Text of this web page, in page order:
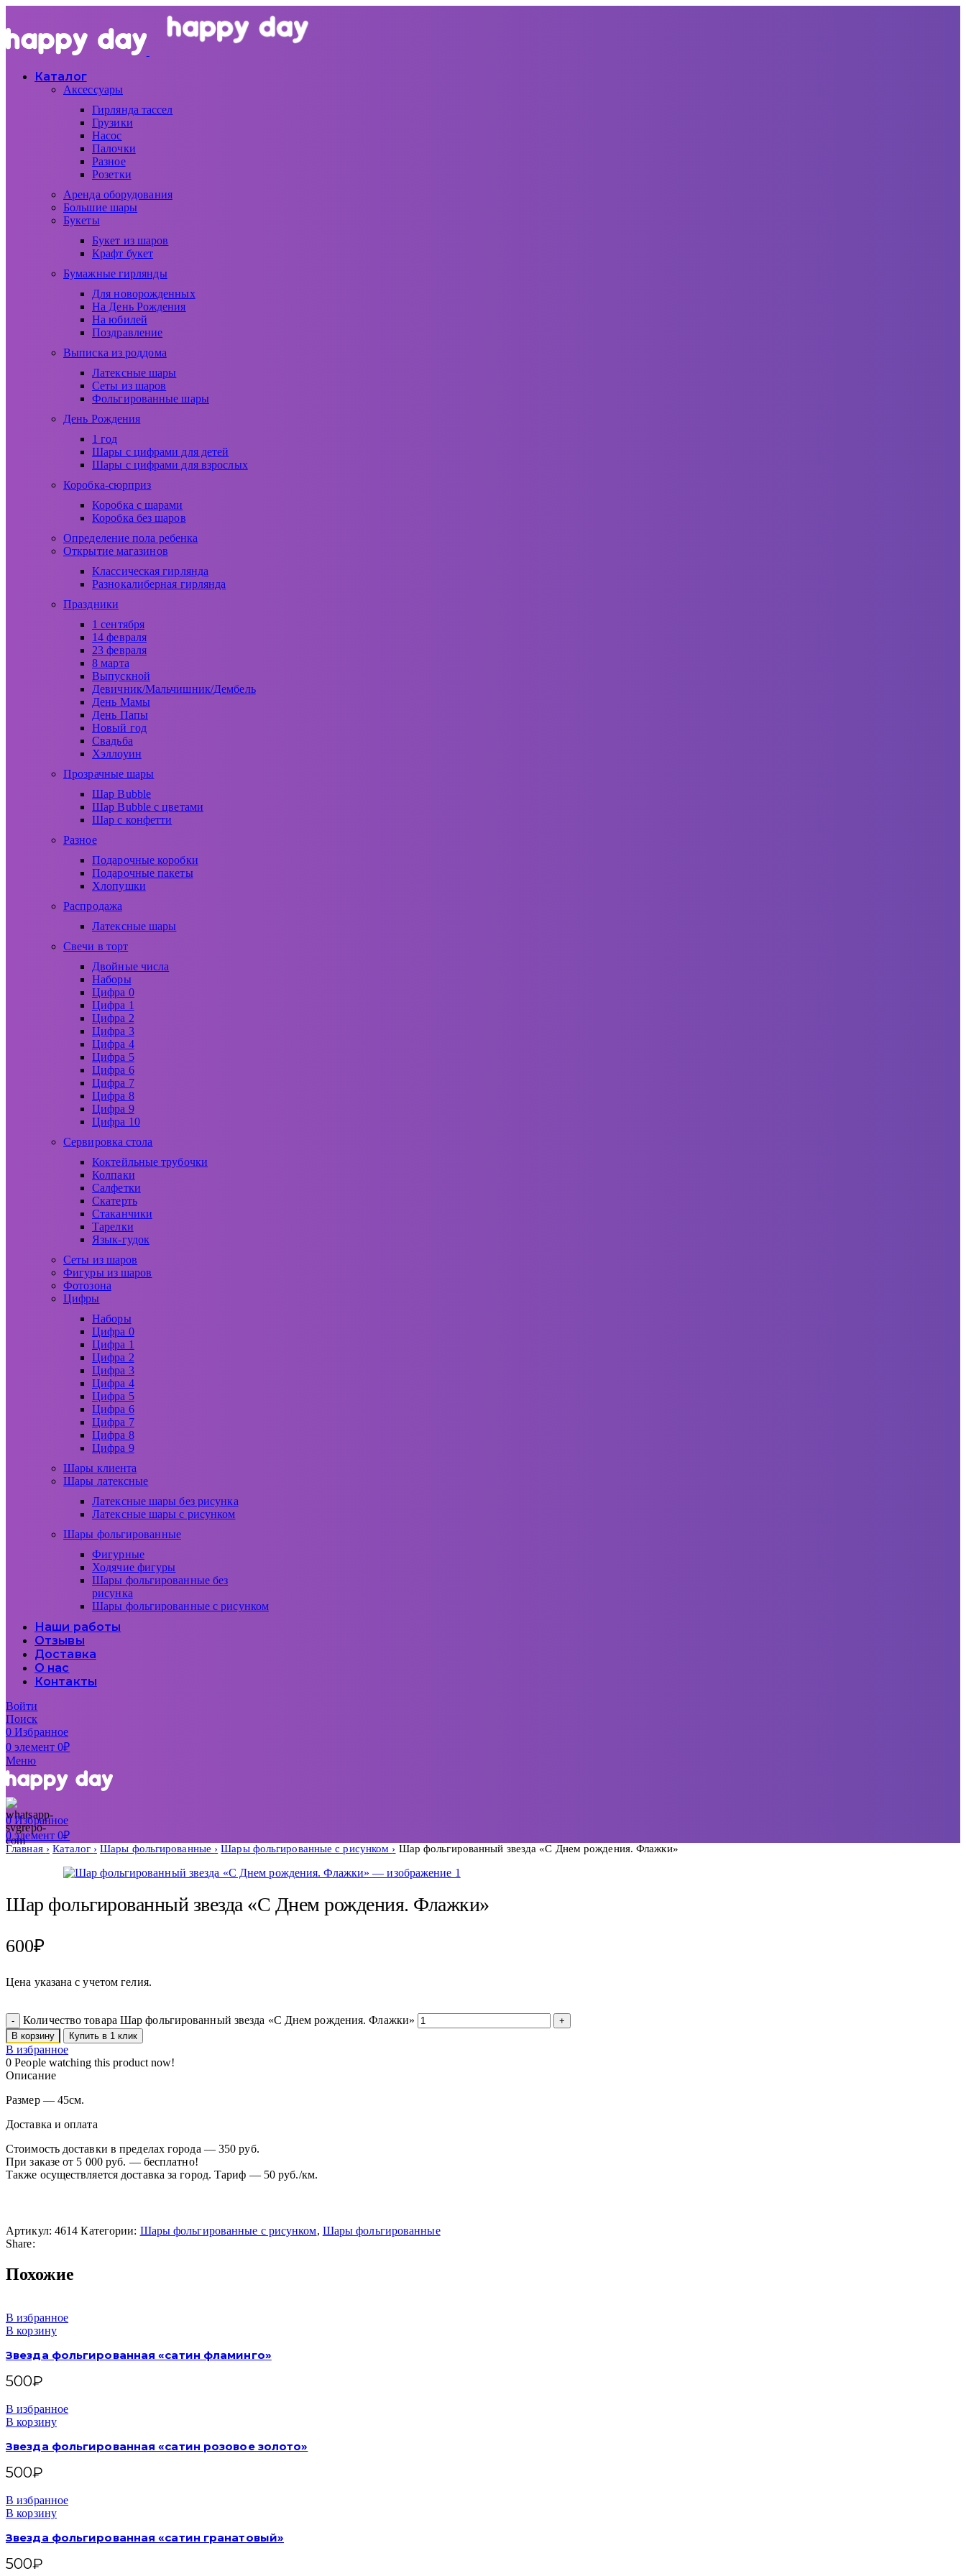
Каталог
Аксессуары
Гирлянда тассел
Грузики
Насос
Палочки
Разное
Розетки
Аренда оборудования
Большие шары
Букеты
Букет из шаров
Крафт букет
Бумажные гирлянды
Для новорожденных
На День Рождения
На юбилей
Поздравление
Выписка из роддома
Латексные шары
Сеты из шаров
Фольгированные шары
День Рождения
1 год
Шары с цифрами для детей
Шары с цифрами для взрослых
Коробка-сюрприз
Коробка с шарами
Коробка без шаров
Определение пола ребенка
Открытие магазинов
Классическая гирлянда
Разнокалиберная гирлянда
Праздники
1 сентября
14 февраля
23 февраля
8 марта
Выпускной
Девичник/Мальчишник/Дембель
День Мамы
День Папы
Новый год
Свадьба
Хэллоуин
Прозрачные шары
Шар Bubble
Шар Bubble с цветами
Шар с конфетти
Разное
Подарочные коробки
Подарочные пакеты
Хлопушки
Распродажа
Латексные шары
Свечи в торт
Двойные числа
Наборы
Цифра 0
Цифра 1
Цифра 2
Цифра 3
Цифра 4
Цифра 5
Цифра 6
Цифра 7
Цифра 8
Цифра 9
Цифра 10
Сервировка стола
Коктейльные трубочки
Колпаки
Салфетки
Скатерть
Стаканчики
Тарелки
Язык-гудок
Сеты из шаров
Фигуры из шаров
Фотозона
Цифры
Наборы
Цифра 0
Цифра 1
Цифра 2
Цифра 3
Цифра 4
Цифра 5
Цифра 6
Цифра 7
Цифра 8
Цифра 9
Шары клиента
Шары латексные
Латексные шары без рисунка
Латексные шары с рисунком
Шары фольгированные
Фигурные
Ходячие фигуры
Шары фольгированные без
рисунка
Шары фольгированные с рисунком
Наши работы
Отзывы
Доставка
О нас
Контакты
Войти
Поиск
0Избранное
0элемент 0₽
Меню
0Избранное
0элемент 0₽
Главная Каталог Шары фольгированные Шары фольгированные с рисунком Шар фольгированный звезда «С Днем рождения. Флажки»
Шар фольгированный звезда «С Днем рождения. Флажки»
600₽
Цена указана с учетом гелия.
Количество товара Шар фольгированный звезда «С Днем рождения. Флажки»
В корзину Купить в 1 клик
В избранное
0 People watching this product now!
Описание
Размер — 45см.
Доставка и оплата
Стоимость доставки в пределах города — 350 руб.
При заказе от 5 000 руб. — бесплатно!
Также осуществляется доставка за город. Тариф — 50 руб./км.
Артикул: 4614Категории: Шары фольгированные с рисунком, Шары фольгированные
Share:
Похожие
В избранное
В корзину
Звезда фольгированная «сатин фламинго»
500₽
В избранное
В корзину
Звезда фольгированная «сатин розовое золото»
500₽
В избранное
В корзину
Звезда фольгированная «сатин гранатовый»
500₽